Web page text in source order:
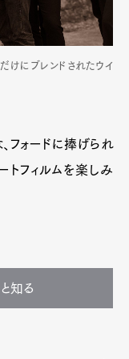
けにブレンドされたウイ
フォードに捧げられ
トフィルムを楽しみ
知る